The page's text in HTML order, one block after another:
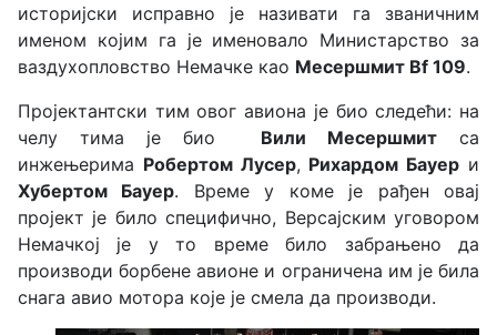
историјски исправно је називати га званичним
именом којим га је именовало Министарство за
ваздухопловство Немачке као Месершмит Bf 109.
Пројектантски тим овог авиона је био следећи: на
челу тима је био Вили Месершмитса
инжењерима Робертом Лусер, Рихардом Бауер и
Хубертом Бауер. Време у коме је рађен овај
пројект је било специфично, Версајским уговором
Немачкој је у то време било забрањено да
производи борбене авионе и ограничена им је била
снага авио мотора које је смела да производи.